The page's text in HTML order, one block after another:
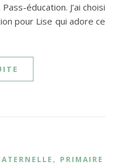
éducation. J’ai choisi
pour Lise qui adore ce
, PRIMAIRE